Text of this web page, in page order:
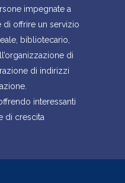
impegnate a
offrire un servizio
bibliotecario,
di
di indirizzi
interessanti
di crescita